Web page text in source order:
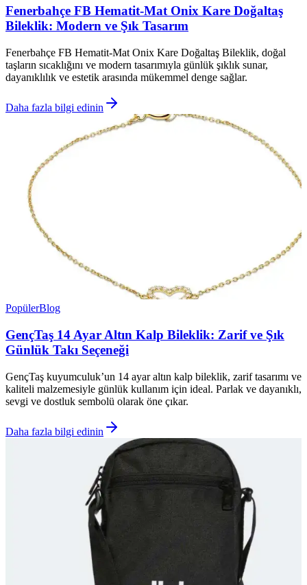
Fenerbahçe FB Hematit-Mat Onix Kare Doğaltaş
Bileklik: Modern ve Şık Tasarım
Fenerbahçe FB Hematit-Mat Onix Kare Doğaltaş Bileklik, doğal
taşların sıcaklığını ve modern tasarımıyla günlük şıklık sunar,
dayanıklılık ve estetik arasında mükemmel denge sağlar.
Daha fazla bilgi edinin
PopülerBlog
GençTaş 14 Ayar Altın Kalp Bileklik: Zarif ve Şık
Günlük Takı Seçeneği
GençTaş kuyumculuk’un 14 ayar altın kalp bileklik, zarif tasarımı ve
kaliteli malzemesiyle günlük kullanım için ideal. Parlak ve dayanıklı,
sevgi ve dostluk sembolü olarak öne çıkar.
Daha fazla bilgi edinin